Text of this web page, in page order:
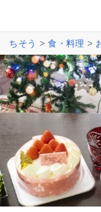
ちそう >食・料理 >